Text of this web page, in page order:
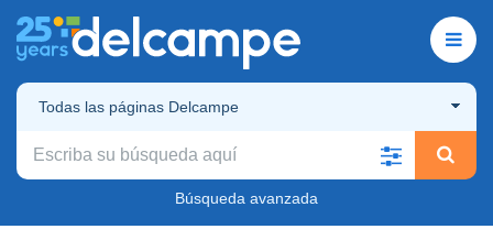
Todas las páginas Delcampe
Búsqueda avanzada